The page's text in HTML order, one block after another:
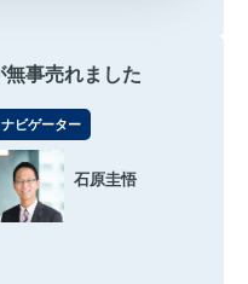
事売れました
ナビゲーター
石原圭悟